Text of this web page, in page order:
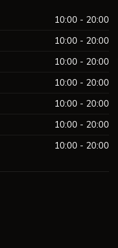
10:00 - 20:00
10:00 - 20:00
10:00 - 20:00
10:00 - 20:00
10:00 - 20:00
10:00 - 20:00
10:00 - 20:00